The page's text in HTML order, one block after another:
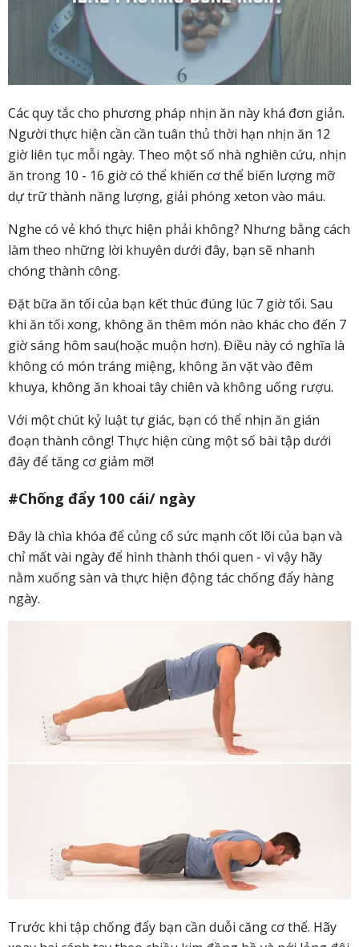
Các quy tắc cho phương pháp nhịn ăn này khá đơn giản.
Người thực hiện cần cần tuân thủ thời hạn nhịn ăn 12
giờ liên tục mỗi ngày. Theo một số nhà nghiên cứu, nhịn
ăn trong 10 - 16 giờ có thể khiến cơ thể biến lượng mỡ
dự trữ thành năng lượng, giải phóng xeton vào máu.
Nghe có vẻ khó thực hiện phải không? Nhưng bằng cách
làm theo những lời khuyên dưới đây, bạn sẽ nhanh
chóng thành công.
Đặt bữa ăn tối của bạn kết thúc đúng lúc 7 giờ tối. Sau
khi ăn tối xong, không ăn thêm món nào khác cho đến 7
giờ sáng hôm sau(hoặc muộn hơn). Điều này có nghĩa là
không có món tráng miệng, không ăn vặt vào đêm
khuya, không ăn khoai tây chiên và không uống rượu.
Với một chút kỷ luật tự giác, bạn có thể nhịn ăn gián
đoạn thành công! Thực hiện cùng một số bài tập dưới
đây để tăng cơ giảm mỡ!
#Chống đẩy 100 cái/ ngày
Đây là chìa khóa để củng cố sức mạnh cốt lõi của bạn và
chỉ mất vài ngày để hình thành thói quen - vì vậy hãy
nằm xuống sàn và thực hiện động tác chống đẩy hàng
ngày.
Trước khi tập chống đẩy bạn cần duỗi căng cơ thể. Hãy